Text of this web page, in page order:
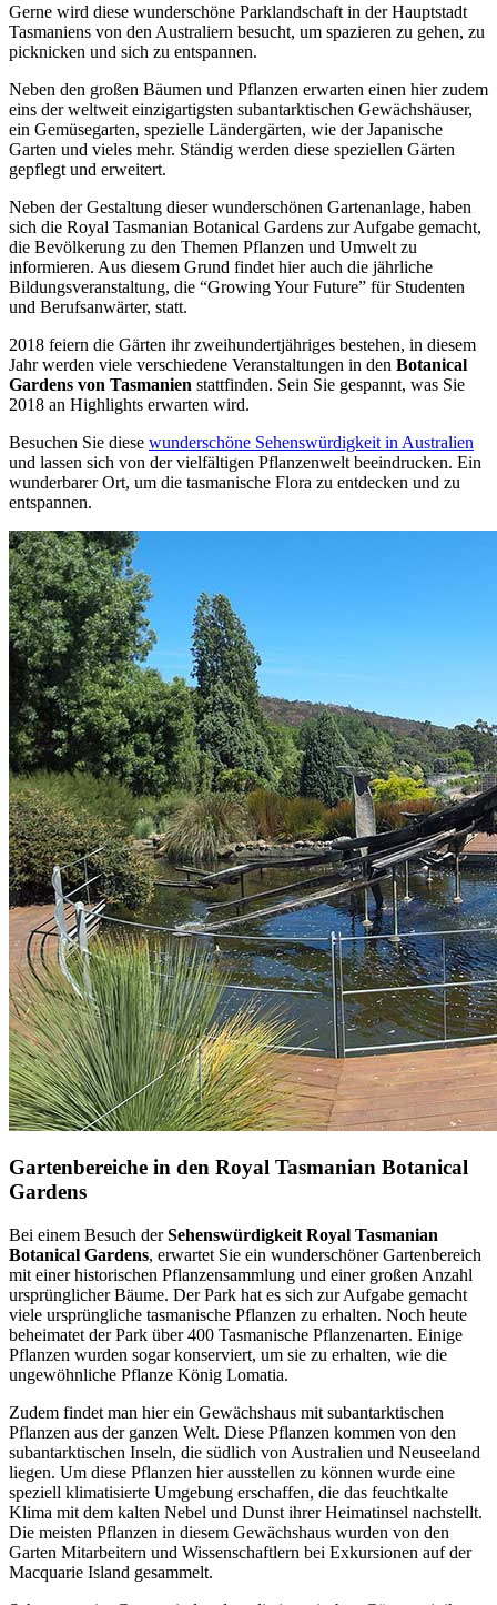
Gerne wird diese wunderschöne Parklandschaft in der Hauptstadt
Tasmaniens von den Australiern besucht, um spazieren zu gehen, zu
picknicken und sich zu entspannen.
Neben den großen Bäumen und Pflanzen erwarten einen hier zudem
eins der weltweit einzigartigsten subantarktischen Gewächshäuser,
ein Gemüsegarten, spezielle Ländergärten, wie der Japanische
Garten und vieles mehr. Ständig werden diese speziellen Gärten
gepflegt und erweitert.
Neben der Gestaltung dieser wunderschönen Gartenanlage, haben
sich die Royal Tasmanian Botanical Gardens zur Aufgabe gemacht,
die Bevölkerung zu den Themen Pflanzen und Umwelt zu
informieren. Aus diesem Grund findet hier auch die jährliche
Bildungsveranstaltung, die “Growing Your Future” für Studenten
und Berufsanwärter, statt.
2018 feiern die Gärten ihr zweihundertjähriges bestehen, in diesem
Jahr werden viele verschiedene Veranstaltungen in den Botanical
Gardens von Tasmanien stattfinden. Sein Sie gespannt, was Sie
2018 an Highlights erwarten wird.
Besuchen Sie diese wunderschöne Sehenswürdigkeit in Australien
und lassen sich von der vielfältigen Pflanzenwelt beeindrucken. Ein
wunderbarer Ort, um die tasmanische Flora zu entdecken und zu
entspannen.
Gartenbereiche in den Royal Tasmanian Botanical
Gardens
Bei einem Besuch derSehenswürdigkeit Royal Tasmanian
Botanical Gardens, erwartet Sie ein wunderschöner Gartenbereich
mit einer historischen Pflanzensammlung und einer großen Anzahl
ursprünglicher Bäume. Der Park hat es sich zur Aufgabe gemacht
viele ursprüngliche tasmanische Pflanzen zu erhalten. Noch heute
beheimatet der Park über 400 Tasmanische Pflanzenarten. Einige
Pflanzen wurden sogar konserviert, um sie zu erhalten, wie die
ungewöhnliche Pflanze König Lomatia.
Zudem findet man hier ein Gewächshaus mit subantarktischen
Pflanzen aus der ganzen Welt. Diese Pflanzen kommen von den
subantarktischen Inseln, die südlich von Australien und Neuseeland
liegen. Um diese Pflanzen hier ausstellen zu können wurde eine
speziell klimatisierte Umgebung erschaffen, die das feuchtkalte
Klima mit dem kalten Nebel und Dunst ihrer Heimatinsel nachstellt.
Die meisten Pflanzen in diesem Gewächshaus wurden von den
Garten Mitarbeitern und Wissenschaftlern bei Exkursionen auf der
Macquarie Island gesammelt.